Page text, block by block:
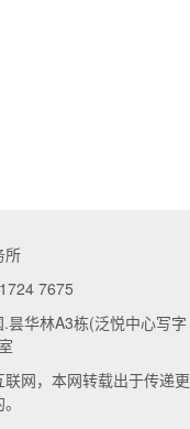
所
7675
昙华林A3栋(泛悦中心写字
网，本网转载出于传递更